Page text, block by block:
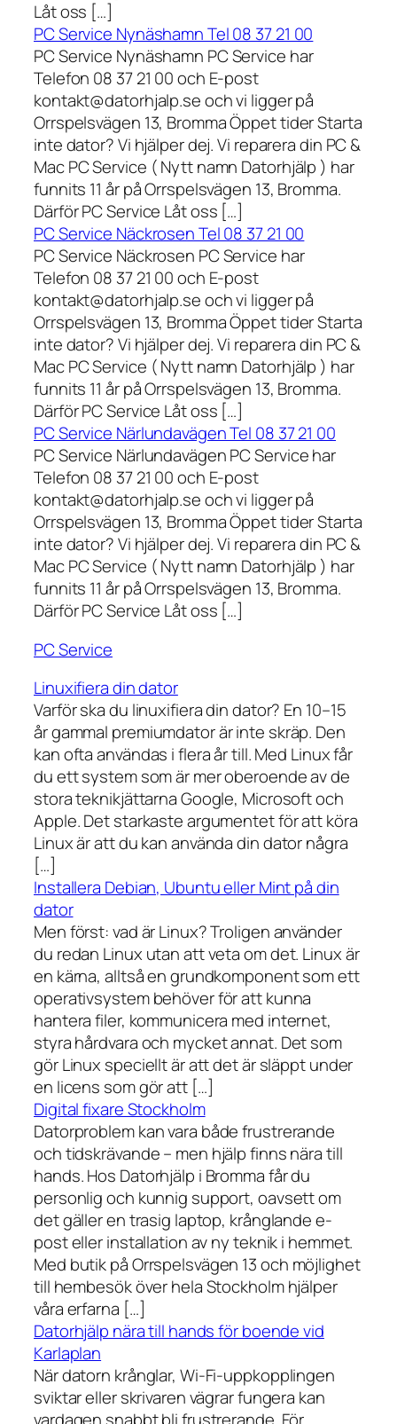
Låt oss […]
PC Service Nynäshamn Tel 08 37 21 00
PC Service Nynäshamn PC Service har
Telefon 08 37 21 00 och E-post
kontakt@datorhjalp.se och vi ligger på
Orrspelsvägen 13, Bromma Öppet tider Starta
inte dator? Vi hjälper dej. Vi reparera din PC &
Mac PC Service ( Nytt namn Datorhjälp ) har
funnits 11 år på Orrspelsvägen 13, Bromma.
Därför PC Service Låt oss […]
PC Service Näckrosen Tel 08 37 21 00
PC Service Näckrosen PC Service har
Telefon 08 37 21 00 och E-post
kontakt@datorhjalp.se och vi ligger på
Orrspelsvägen 13, Bromma Öppet tider Starta
inte dator? Vi hjälper dej. Vi reparera din PC &
Mac PC Service ( Nytt namn Datorhjälp ) har
funnits 11 år på Orrspelsvägen 13, Bromma.
Därför PC Service Låt oss […]
PC Service Närlundavägen Tel 08 37 21 00
PC Service Närlundavägen PC Service har
Telefon 08 37 21 00 och E-post
kontakt@datorhjalp.se och vi ligger på
Orrspelsvägen 13, Bromma Öppet tider Starta
inte dator? Vi hjälper dej. Vi reparera din PC &
Mac PC Service ( Nytt namn Datorhjälp ) har
funnits 11 år på Orrspelsvägen 13, Bromma.
Därför PC Service Låt oss […]
PC Service
Linuxifiera din dator
Varför ska du linuxifiera din dator? En 10–15
år gammal premiumdator är inte skräp. Den
kan ofta användas i flera år till. Med Linux får
du ett system som är mer oberoende av de
stora teknikjättarna Google, Microsoft och
Apple. Det starkaste argumentet för att köra
Linux är att du kan använda din dator några
[…]
Installera Debian, Ubuntu eller Mint på din
dator
Men först: vad är Linux? Troligen använder
du redan Linux utan att veta om det. Linux är
en kärna, alltså en grundkomponent som ett
operativsystem behöver för att kunna
hantera filer, kommunicera med internet,
styra hårdvara och mycket annat. Det som
gör Linux speciellt är att det är släppt under
en licens som gör att […]
Digital fixare Stockholm
Datorproblem kan vara både frustrerande
och tidskrävande – men hjälp finns nära till
hands. Hos Datorhjälp i Bromma får du
personlig och kunnig support, oavsett om
det gäller en trasig laptop, krånglande e-
post eller installation av ny teknik i hemmet.
Med butik på Orrspelsvägen 13 och möjlighet
till hembesök över hela Stockholm hjälper
våra erfarna […]
Datorhjälp nära till hands för boende vid
Karlaplan
När datorn krånglar, Wi-Fi-uppkopplingen
sviktar eller skrivaren vägrar fungera kan